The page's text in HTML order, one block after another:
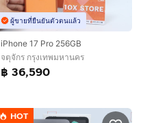
ผู้ขายที่ยืนยันตัวตนแล้ว
iPhone 17 Pro 256GB
จตุจักร กรุงเทพมหานคร
฿ 36,590
HOT